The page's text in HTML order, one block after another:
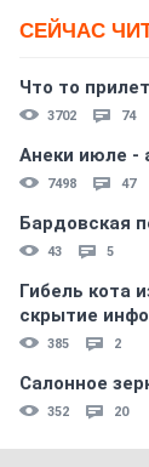
СЕЙЧАС
Что то
3702 74
Анеки июле -
7498 47
Бардовская
43 5
Гибель кота
скрытиe
385 2
Салонное
352 20